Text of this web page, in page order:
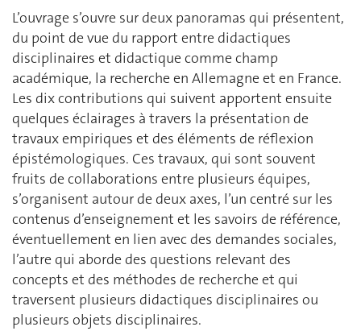
L’ouvrage s’ouvre sur deux panoramas qui présentent,
du point de vue du rapport entre didactiques
disciplinaires et didactique comme champ
académique, la recherche en Allemagne et en France.
Les dix contributions qui suivent apportent ensuite
quelques éclairages à travers la présentation de
travaux empiriques et des éléments de réflexion
épistémologiques. Ces travaux, qui sont souvent
fruits de collaborations entre plusieurs équipes,
s’organisent autour de deux axes, l’un centré sur les
contenus d’enseignement et les savoirs de référence,
éventuellement en lien avec des demandes sociales,
l’autre qui aborde des questions relevant des
concepts et des méthodes de recherche et qui
traversent plusieurs didactiques disciplinaires ou
plusieurs objets disciplinaires.